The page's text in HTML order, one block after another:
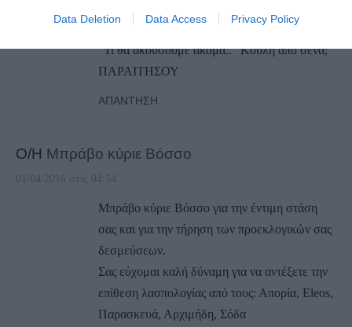
Data Deletion Data Access Privacy Policy
δυνατον…”.
“Τι θα ακουσουμε ακομα..” Κούλη από σένα;
ΠΑΡΑΙΤΗΣΟΥ
ΑΠΆΝΤΗΣΗ
Ο/Η Μπράβο κύριε Βόσσο
01/04/2016 στις 04:54
Μπράβο κύριε Βόσσο για την έντιμη στάση
σας και για την τήρηση των προεκλογικών σας
δεσμεύσεων.
Σας εύχομαι καλή δύναμη για να αντέξετε την
επίθεση λασπολογίας από τους: Απορία, Eleos,
Παρασκευά, Αρχιμήδη, Σόδα